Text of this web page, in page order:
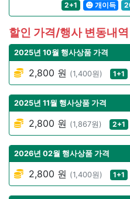
2+1
개이득
할인 가격/행사 변동내역
2025년 10월 행사상품 가격
2,800 원 (1,400원) 1+1
2025년 11월 행사상품 가격
2,800 원 (1,867원) 2+1
2026년 02월 행사상품 가격
2,800 원 (1,400원) 1+1